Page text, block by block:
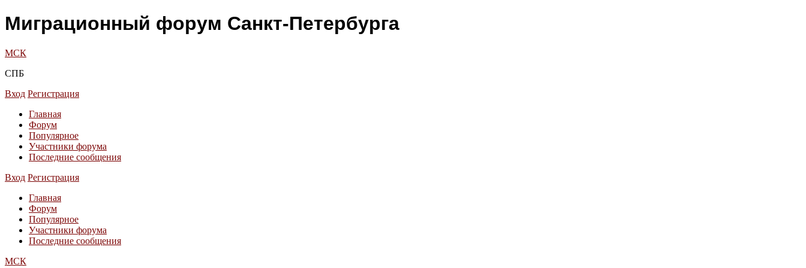
Миграционный форум Санкт-Петербурга
МСК
СПБ
Вход Регистрация
Главная
Форум
Популярное
Участники форума
Последние сообщения
Вход Регистрация
Главная
Форум
Популярное
Участники форума
Последние сообщения
МСК